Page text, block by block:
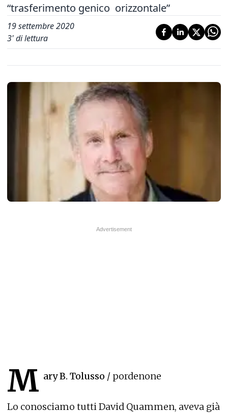
“trasferimento genico orizzontale”
19 settembre 2020
3' di lettura
M ary B. Tolusso / pordenone
Lo conosciamo tutti David Quammen, aveva già